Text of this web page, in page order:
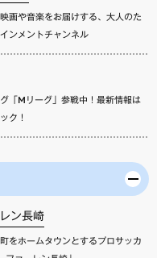
画や音楽をお届けする、大人のた
ンメントチャンネル
「Mリーグ」参戦中！最新情報は
ク！
ン長崎
をホームタウンとするプロサッカ